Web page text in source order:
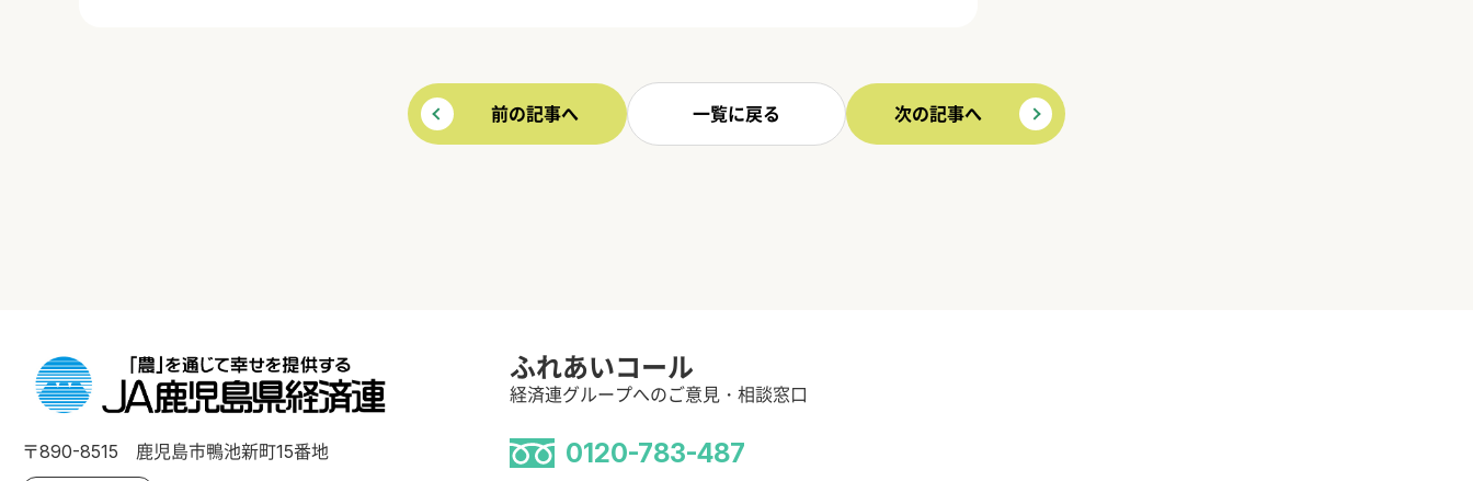
前の記事へ 一覧に戻る 次の記事へ
〒890-8515 鹿児島市鴨池新町15番地
ふれあいコール
経済連グループへのご意見・相談窓口
0120-783-487